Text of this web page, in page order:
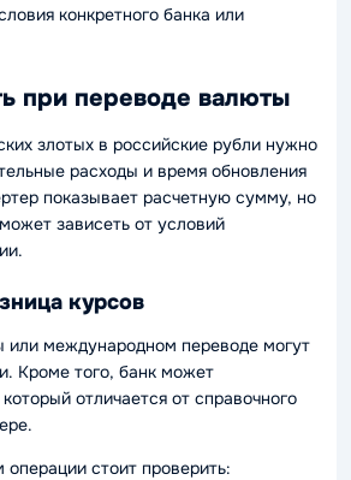
конкретного банка или
при переводе валюты
злотых в российские рубли нужно
расходы и время обновления
показывает расчетную сумму, но
зависеть от условий
курсов
международном переводе могут
Кроме того, банк может
отличается от справочного
стоит проверить: